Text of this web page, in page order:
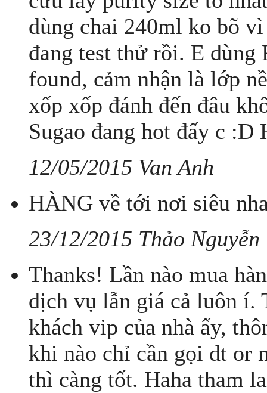
dùng chai 240ml ko bõ
đang test thử rồi. E
found, cảm nhận là lớp
xốp xốp đánh đến đâu
Sugao đang hot đấy c :D
12/05/2015 Van Anh
HÀNG về tới nơi siêu
23/12/2015 Thảo Nguyễn
Thanks! Lần nào mua
dịch vụ lẫn giá cả luôn í.
khách vip của nhà ấy,
khi nào chỉ cần gọi dt or
thì càng tốt. Haha tham